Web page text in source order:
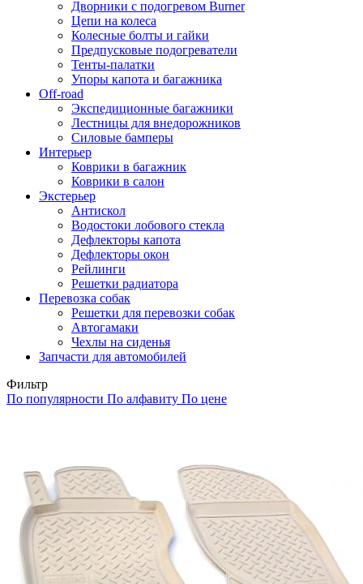
Дворники с подогревом Burner
Цепи на колеса
Колесные болты и гайки
Предпусковые подогреватели
Тенты-палатки
Упоры капота и багажника
Off-road
Экспедиционные багажники
Лестницы для внедорожников
Силовые бамперы
Интерьер
Коврики в багажник
Коврики в салон
Экстерьер
Антискол
Водостоки лобового стекла
Дефлекторы капота
Дефлекторы окон
Рейлинги
Решетки радиатора
Перевозка собак
Решетки для перевозки собак
Автогамаки
Чехлы на сиденья
Запчасти для автомобилей
Фильтр
По популярности По алфавиту По цене